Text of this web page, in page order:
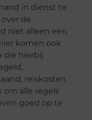
in dienst te
de
niet alleen een
komen ook
die hierbij
reiskosten
om alle regels
goed op te